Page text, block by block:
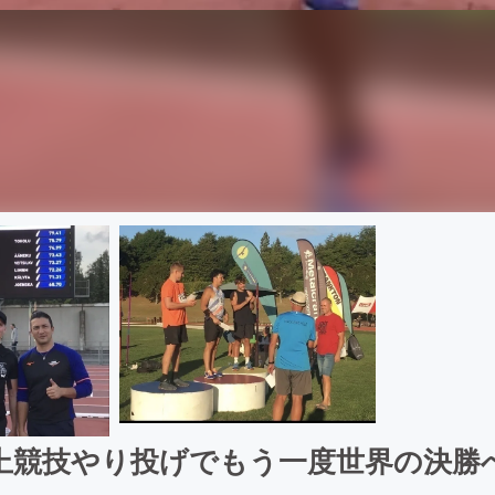
競技やり投げでもう一度世界の決勝